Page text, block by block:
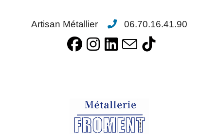
Artisan Métallier 06.70.16.41.90